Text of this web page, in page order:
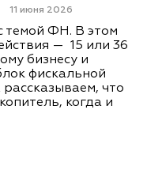
11 июня 2026
темой ФН. В этом
— 15 или 36
бизнесу и
фискальной
что
когда и